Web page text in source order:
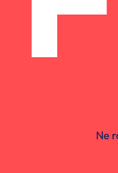
Ne